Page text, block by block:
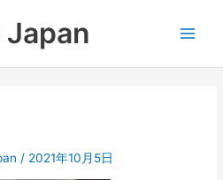
Japan
/ 2021年10月5日